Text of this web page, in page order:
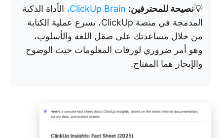
💡نصيحة للمحترفين: ClickUp Brain،
الأداة الذكية
المدمجة في منصة ClickUp، تسرع عملية الكتابة
من خلال مساعدتك على صقل اللغة والأسلوب،
وهو أمر ضروري لورقات المعلومات حيث الوضوح
والإيجاز هما المفتاح.